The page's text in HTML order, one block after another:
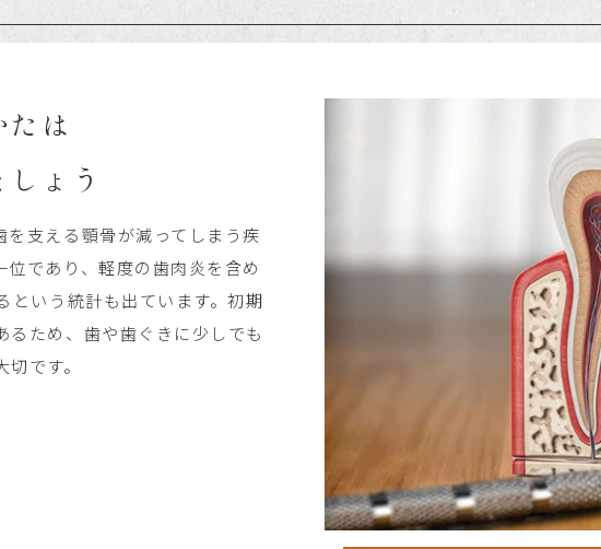
たは
ょう
支える顎骨が減ってしまう疾
であり、軽度の歯肉炎を含め
という統計も出ています。初期
ため、歯や歯ぐきに少しでも
です。